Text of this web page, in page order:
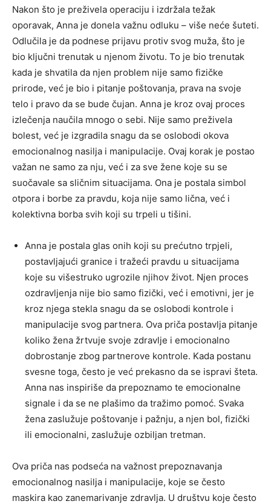
Nakon što je preživela operaciju i izdržala težak
oporavak, Anna je donela važnu odluku – više neće šuteti.
Odlučila je da podnese prijavu protiv svog muža, što je
bio ključni trenutak u njenom životu. To je bio trenutak
kada je shvatila da njen problem nije samo fizičke
prirode, već je bio i pitanje poštovanja, prava na svoje
telo i pravo da se bude čujan. Anna je kroz ovaj proces
izlečenja naučila mnogo o sebi. Nije samo preživela
bolest, već je izgradila snagu da se oslobodi okova
emocionalnog nasilja i manipulacije. Ovaj korak je postao
važan ne samo za nju, već i za sve žene koje su se
suočavale sa sličnim situacijama. Ona je postala simbol
otpora i borbe za pravdu, koja nije samo lična, već i
kolektivna borba svih koji su trpeli u tišini.
Anna je postala glas onih koji su prećutno trpjeli,
postavljajući granice i tražeći pravdu u situacijama
koje su višestruko ugrozile njihov život. Njen proces
ozdravljenja nije bio samo fizički, već i emotivni, jer je
kroz njega stekla snagu da se oslobodi kontrole i
manipulacije svog partnera. Ova priča postavlja pitanje
koliko žena žrtvuje svoje zdravlje i emocionalno
dobrostanje zbog partnerove kontrole. Kada postanu
svesne toga, često je već prekasno da se ispravi šteta.
Anna nas inspiriše da prepoznamo te emocionalne
signale i da se ne plašimo da tražimo pomoć. Svaka
žena zaslužuje poštovanje i pažnju, a njen bol, fizički
ili emocionalni, zaslužuje ozbiljan tretman.
Ova priča nas podseća na važnost prepoznavanja
emocionalnog nasilja i manipulacije, koje se često
maskira kao zanemarivanje zdravlja. U društvu koje često